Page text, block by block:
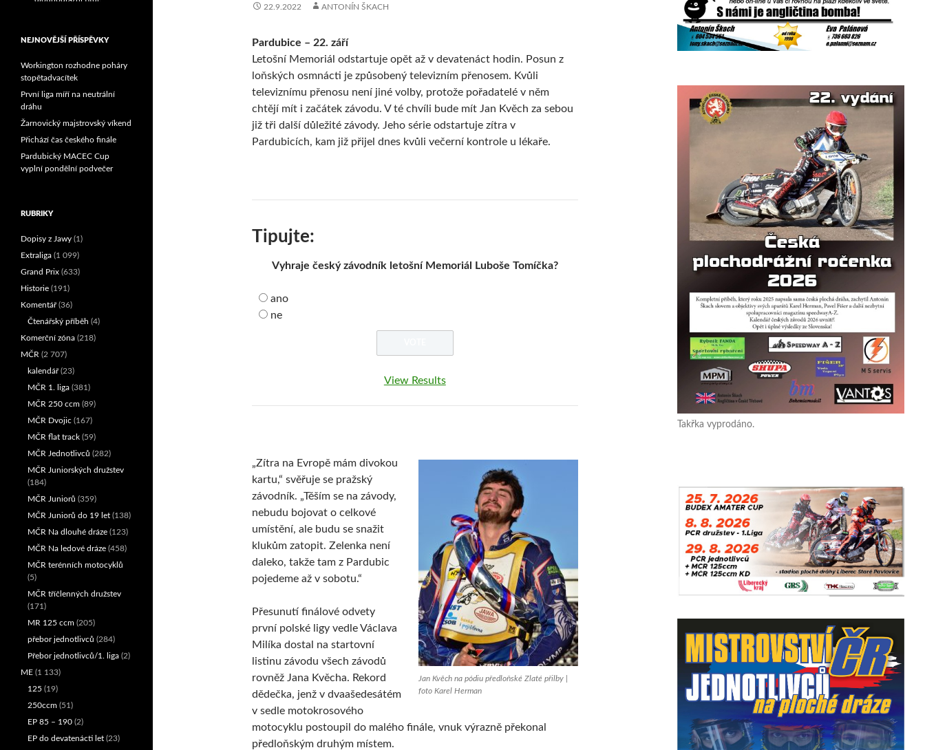
22.9.2022 ANTONÍN ŠKACH
Pardubice – 22. září
Letošní Memoriál odstartuje opět až v devatenáct hodin. Posun z
loňských osmnácti je způsobený televizním přenosem. Kvůli
televiznímu přenosu není jiné volby, protože pořadatelé v něm
chtějí mít i začátek závodu. V té chvíli bude mít Jan Kvěch za sebou
již tři další důležité závody. Jeho série odstartuje zítra v
Pardubicích, kam již přijel dnes kvůli večerní kontrole u lékaře.
Tipujte:
Vyhraje český závodník letošní Memoriál Luboše Tomíčka?
ano
ne
View Results
Jan Kvěch na pódiu předloňské Zlaté přilby |
foto Karel Herman
„Zítra na Evropě mám divokou
kartu,“ svěřuje se pražský
závodník. „Těším se na závody,
nebudu bojovat o celkové
umístění, ale budu se snažit
klukům zatopit. Zelenka není
daleko, takže tam z Pardubic
pojedeme až v sobotu.“
Přesunutí finálové odvety
první polské ligy vedle Václava
Milíka dostal na startovní
listinu závodu všech závodů
rovněž Jana Kvěcha. Rekord
dědečka, jenž v dvaašedesátém
v sedle motokrosového
motocyklu postoupil do malého finále, vnuk výrazně překonal
předloňským druhým místem.
Takřka vyprodáno.
NEJNOVĚJŠÍ PŘÍSPĚVKY
Workington rozhodne poháry
stopětadvacítek
První liga míří na neutrální
dráhu
Žarnovický majstrovský víkend
Přichází čas českého finále
Pardubický MACEC Cup
vyplní pondělní podvečer
RUBRIKY
Dopisy z Jawy (1)
Extraliga (1 099)
Grand Prix (633)
Historie (191)
Komentář(36)
Čtenářský příběh (4)
Komerční zóna (218)
MČR (2 707)
kalendář(23)
MČR 1. liga (381)
MČR 250 ccm (89)
MČR Dvojic (167)
MČR flat track (59)
MČR Jednotlivců (282)
MČR Juniorských družstev
(184)
MČR Juniorů (359)
MČR Juniorů do 19 let (138)
MČR Na dlouhé dráze (123)
MČR Na ledové dráze (458)
MČR terénních motocyklů
(5)
MČR tříčlenných družstev
(171)
MR 125 ccm (205)
přebor jednotlivců (284)
Přebor jednotlivců/1. liga (2)
ME (1 133)
125 (19)
250ccm (51)
EP 85 – 190 (2)
EP do devatenácti let (23)